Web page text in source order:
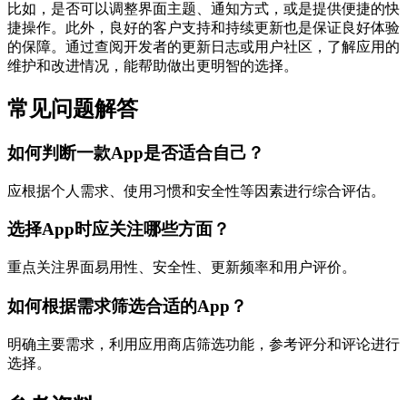
比如，是否可以调整界面主题、通知方式，或是提供便捷的快
捷操作。此外，良好的客户支持和持续更新也是保证良好体验
的保障。通过查阅开发者的更新日志或用户社区，了解应用的
维护和改进情况，能帮助做出更明智的选择。
常见问题解答
如何判断一款App是否适合自己？
应根据个人需求、使用习惯和安全性等因素进行综合评估。
选择App时应关注哪些方面？
重点关注界面易用性、安全性、更新频率和用户评价。
如何根据需求筛选合适的App？
明确主要需求，利用应用商店筛选功能，参考评分和评论进行
选择。